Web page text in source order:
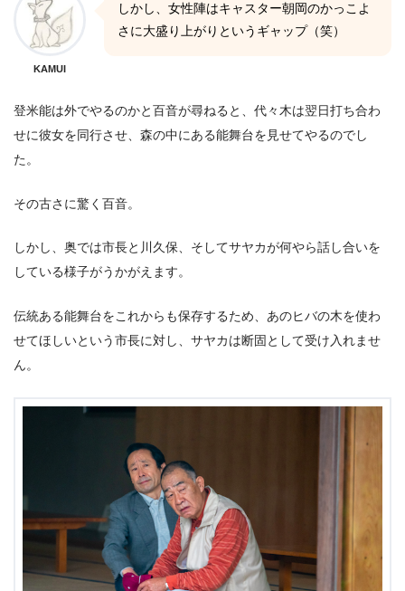
KAMUI
しかし、女性陣はキャスター朝岡のかっこよ
さに大盛り上がりというギャップ（笑）
登米能は外でやるのかと百音が尋ねると、代々木は翌日打ち合わ
せに彼女を同行させ、森の中にある能舞台を見せてやるのでし
た。
その古さに驚く百音。
しかし、奥では市長と川久保、そしてサヤカが何やら話し合いを
している様子がうかがえます。
伝統ある能舞台をこれからも保存するため、あのヒバの木を使わ
せてほしいという市長に対し、サヤカは断固として受け入れませ
ん。